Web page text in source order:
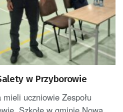
w Przyborowie
uczniowie Zespołu